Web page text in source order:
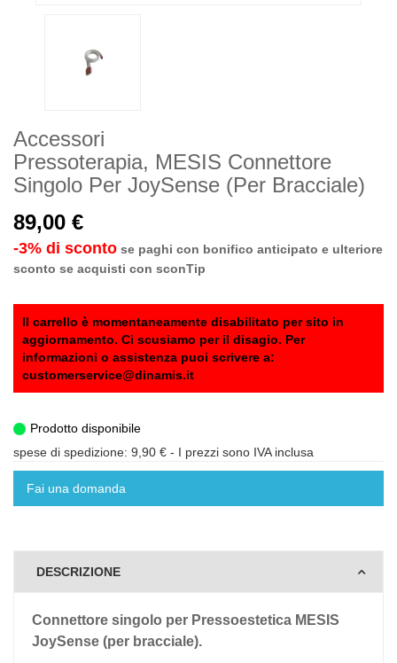
Accessori
Pressoterapia, MESIS Connettore
Singolo Per JoySense (per Bracciale)
89,00 €
-3% di sconto se paghi con bonifico anticipato e ulteriore
sconto se acquisti con sconTip
Il carrello è momentaneamente disabilitato per sito in
aggiornamento. Ci scusiamo per il disagio. Per
informazioni o assistenza puoi scrivere a:
customerservice@dinamis.it
Prodotto disponibile
spese di spedizione: 9,90 € - I prezzi sono IVA inclusa
Fai una domanda
DESCRIZIONE
Connettore singolo per Pressoestetica MESIS
JoySense (per bracciale).